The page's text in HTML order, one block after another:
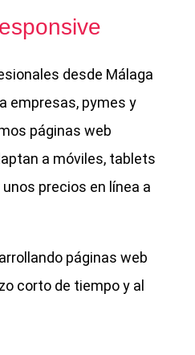
desde Málaga
empresas, pymes y
páginas web
a móviles, tablets
precios en línea a
páginas web
corto de tiempo y al